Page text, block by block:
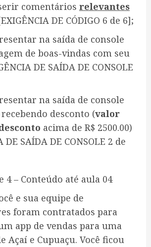
comentários relevantes
DE CÓDIGO 6 de 6];
na saída de console
de boas-vindas com seu
DE SAÍDA DE CONSOLE
na saída de console
desconto (valor
acima de R$ 2500.00)
DE SAÍDA DE CONSOLE 2 de
4 – Conteúdo até aula 04
e sua equipe de
foram contratados para
app de vendas para uma
Açaí e Cupuaçu. Você ficou